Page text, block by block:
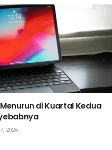
di Kuartal Kedua
2026